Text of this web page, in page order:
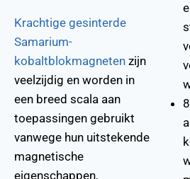
Krachtige gesinterde
Samarium-
kobaltblokmagneten zijn
veelzijdig en worden in
een breed scala aan
toepassingen gebruikt
vanwege hun uitstekende
magnetische
eigenschappen,